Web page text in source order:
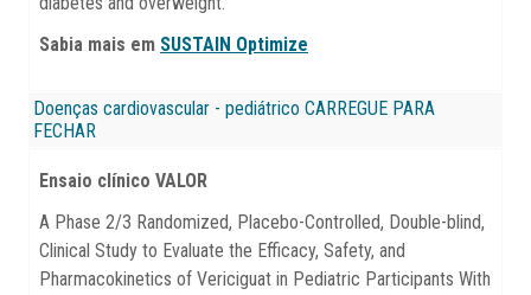
Sabia mais em SUSTAIN Optimize
Doenças cardiovascular - pediátrico CARREGUE PARA
FECHAR
Ensaio clínico VALOR
A Phase 2/3 Randomized, Placebo-Controlled, Double-blind,
Clinical Study to Evaluate the Efficacy, Safety, and
Pharmacokinetics of Vericiguat in Pediatric Participants With